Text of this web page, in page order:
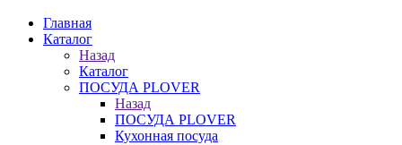
Главная
Каталог
Назад
Каталог
ПОСУДА PLOVER
Назад
ПОСУДА PLOVER
Кухонная посуда